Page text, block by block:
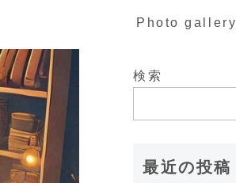
Photo gallery
検索
最近の投稿